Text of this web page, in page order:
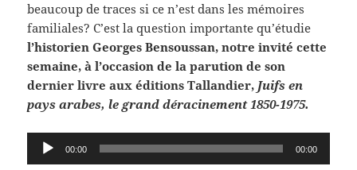
beaucoup de traces si ce n’est dans les mémoires
familiales? C’est la question importante qu’étudie
l’historien Georges Bensoussan, notre invité cette
semaine, à l’occasion de la parution de son
dernier livre aux éditions Tallandier, Juifs en
pays arabes, le grand déracinement 1850-1975.
Lecteur
audio
00:00 00:00